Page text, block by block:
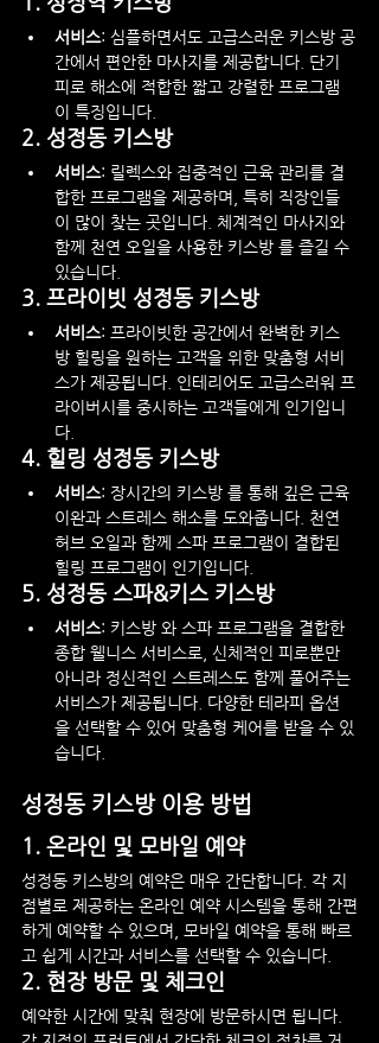
서비스: 심플하면서도 고급스러운 키스방 공
간에서 편안한 마사지를 제공합니다. 단기
피로 해소에 적합한 짧고 강렬한 프로그램
이 특징입니다.
2. 성정동 키스방
서비스: 릴렉스와 집중적인 근육 관리를 결
합한 프로그램을 제공하며, 특히 직장인들
이 많이 찾는 곳입니다. 체계적인 마사지와
함께 천연 오일을 사용한 키스방 를 즐길 수
있습니다.
3. 프라이빗 성정동 키스방
서비스: 프라이빗한 공간에서 완벽한 키스
방 힐링을 원하는 고객을 위한 맞춤형 서비
스가 제공됩니다. 인테리어도 고급스러워 프
라이버시를 중시하는 고객들에게 인기입니
다.
4. 힐링 성정동 키스방
서비스: 장시간의 키스방 를 통해 깊은 근육
이완과 스트레스 해소를 도와줍니다. 천연
허브 오일과 함께 스파 프로그램이 결합된
힐링 프로그램이 인기입니다.
5. 성정동 스파&키스 키스방
서비스: 키스방 와 스파 프로그램을 결합한
종합 웰니스 서비스로, 신체적인 피로뿐만
아니라 정신적인 스트레스도 함께 풀어주는
서비스가 제공됩니다. 다양한 테라피 옵션
을 선택할 수 있어 맞춤형 케어를 받을 수 있
습니다.
성정동 키스방 이용 방법
1. 온라인 및 모바일 예약
성정동 키스방의 예약은 매우 간단합니다. 각 지
점별로 제공하는 온라인 예약 시스템을 통해 간편
하게 예약할 수 있으며, 모바일 예약을 통해 빠르
고 쉽게 시간과 서비스를 선택할 수 있습니다.
2. 현장 방문 및 체크인
예약한 시간에 맞춰 현장에 방문하시면 됩니다.